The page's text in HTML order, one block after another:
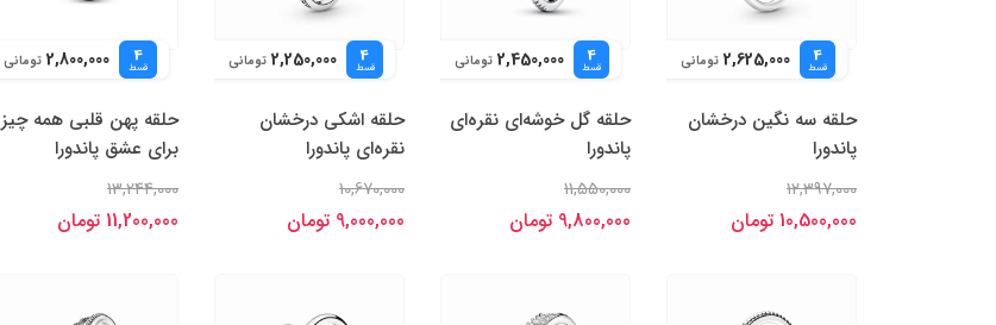
4
قسط 2,625,000 تومانی
حلقه سه نگین درخشان
پاندورا
12,397,000
10,500,000 تومان
4
قسط 2,450,000 تومانی
حلقه گل خوشه‌ای نقره‌ای
پاندورا
11,550,000
9,800,000 تومان
4
قسط 2,250,000 تومانی
حلقه اشکی درخشان
نقره‌ای پاندورا
10,670,000
9,000,000 تومان
4
قسط 2,800,000 تومانی
حلقه پهن قلبی همه چیز
برای عشق پاندورا
13,244,000
11,200,000 تومان